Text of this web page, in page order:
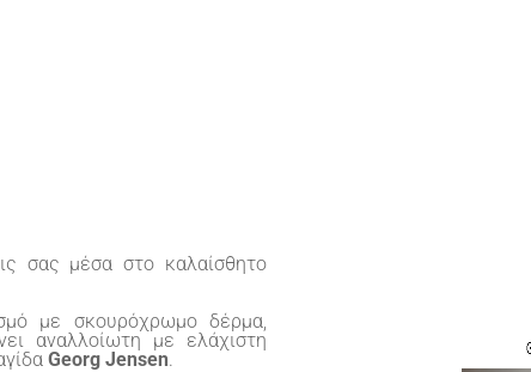
σας μέσα στο καλαίσθητο
με σκουρόχρωμο δέρμα,
αναλλοίωτη με ελάχιστη
Georg Jensen.